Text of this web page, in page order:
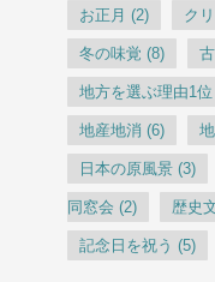
お正月 (2) ク
冬の味覚 (8)
地方を選ぶ理由1
地産地消 (6)
日本の原風景 (3)
同窓会 (2) 歴史
記念日を祝う (5)